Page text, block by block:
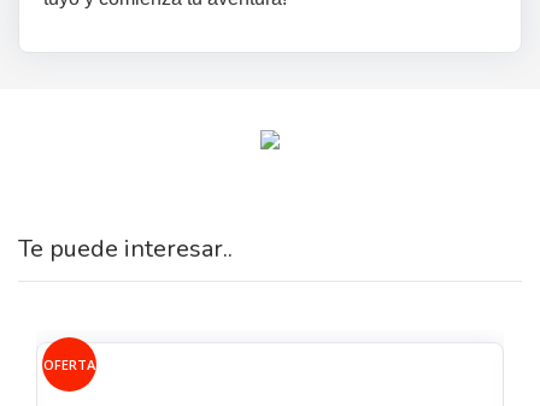
Te puede interesar..
OFERTA